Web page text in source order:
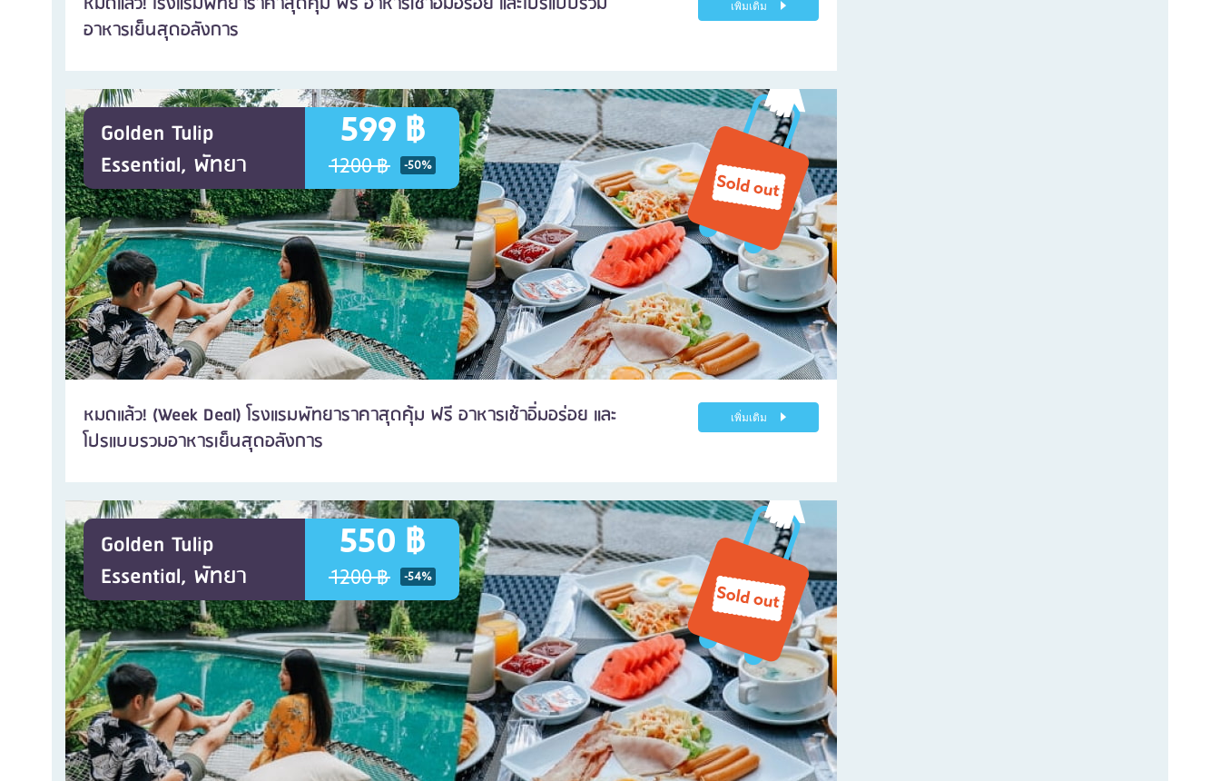
อาหารเย็นสุดอลังการ
เพิ่มเติม
Golden Tulip
Essential, พัทยา
599 ฿
1200 ฿ -50%
หมดแล้ว! (Week Deal) โรงแรมพัทยาราคาสุดคุ้ม ฟรี อาหารเช้าอิ่มอร่อย และ
โปรแบบรวมอาหารเย็นสุดอลังการ
เพิ่มเติม
Golden Tulip
Essential, พัทยา
550 ฿
1200 ฿ -54%